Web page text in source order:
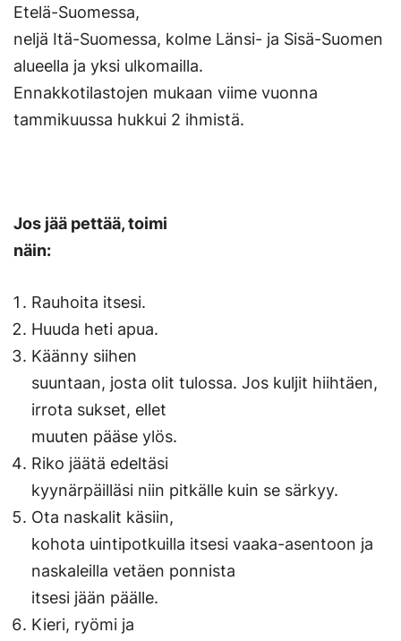
Etelä-Suomessa,
neljä Itä-Suomessa, kolme Länsi- ja Sisä-Suomen
alueella ja yksi ulkomailla.
Ennakkotilastojen mukaan viime vuonna
tammikuussa hukkui 2 ihmistä.
Jos jää pettää, toimi
näin:
Rauhoita itsesi.
Huuda heti apua.
Käänny siihen
suuntaan, josta olit tulossa. Jos kuljit hiihtäen,
irrota sukset, ellet
muuten pääse ylös.
Riko jäätä edeltäsi
kyynärpäilläsi niin pitkälle kuin se särkyy.
Ota naskalit käsiin,
kohota uintipotkuilla itsesi vaaka-asentoon ja
naskaleilla vetäen ponnista
itsesi jään päälle.
Kieri, ryömi ja